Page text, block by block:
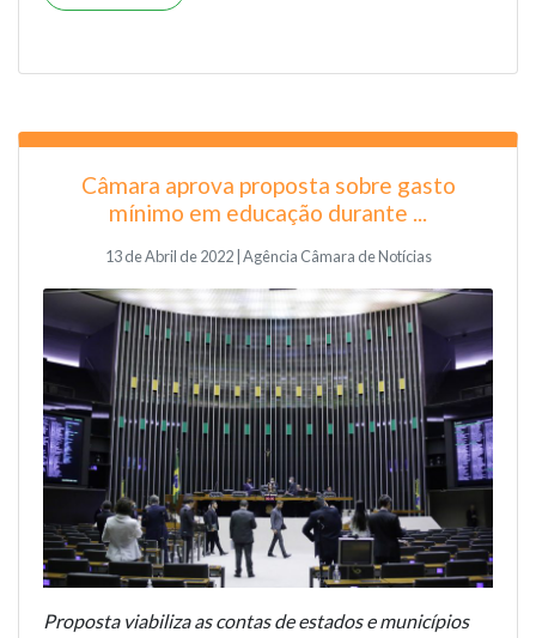
Câmara aprova proposta sobre gasto
mínimo em educação durante ...
13 de Abril de 2022 | Agência Câmara de Notícias
Proposta viabiliza as contas de estados e municípios